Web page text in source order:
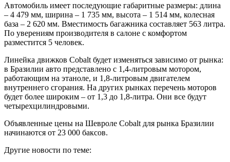
Автомобиль имеет последующие габаритные размеры: длина
– 4 479 мм, ширина – 1 735 мм, высота – 1 514 мм, колесная
база – 2 620 мм. Вместимость багажника составляет 563 литра.
По уверениям производителя в салоне с комфортом
разместится 5 человек.
Линейка движков Cobalt будет изменяться зависимо от рынка:
в Бразилии авто представлено с 1,4-литровым мотором,
работающим на этаноле, и 1,8-литровым двигателем
внутреннего сгорания. На других рынках перечень моторов
будет более широким – от 1,3 до 1,8-литра. Они все будут
четырехцилиндровыми.
Объявленные цены на Шевроле Cobalt для рынка Бразилии
начинаются от 23 000 баксов.
Другие новости по теме: